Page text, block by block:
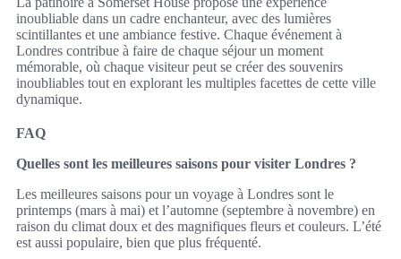
inoubliable dans un cadre enchanteur, avec des lumières
scintillantes et une ambiance festive. Chaque événement à
Londres contribue à faire de chaque séjour un moment
mémorable, où chaque visiteur peut se créer des souvenirs
inoubliables tout en explorant les multiples facettes de cette ville
dynamique.
FAQ
Quelles sont les meilleures saisons pour visiter Londres ?
Les meilleures saisons pour un voyage à Londres sont le
printemps (mars à mai) et l’automne (septembre à novembre) en
raison du climat doux et des magnifiques fleurs et couleurs. L’été
est aussi populaire, bien que plus fréquenté.